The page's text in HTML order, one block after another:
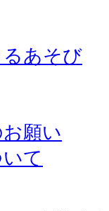
あそび
願い
て